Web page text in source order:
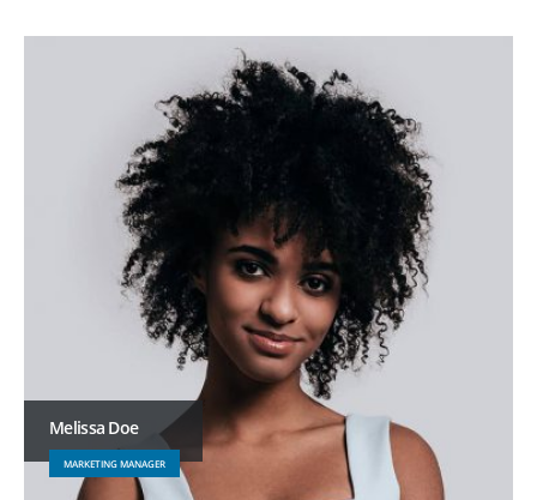
Melissa Doe
MARKETING MANAGER